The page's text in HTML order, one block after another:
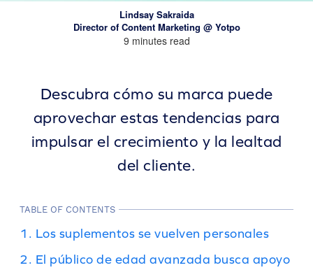
Lindsay Sakraida
Director of Content Marketing @ Yotpo
9 minutes read
Descubra cómo su marca puede
aprovechar estas tendencias para
impulsar el crecimiento y la lealtad
del cliente.
TABLE OF CONTENTS
1. Los suplementos se vuelven personales
2. El público de edad avanzada busca apoyo